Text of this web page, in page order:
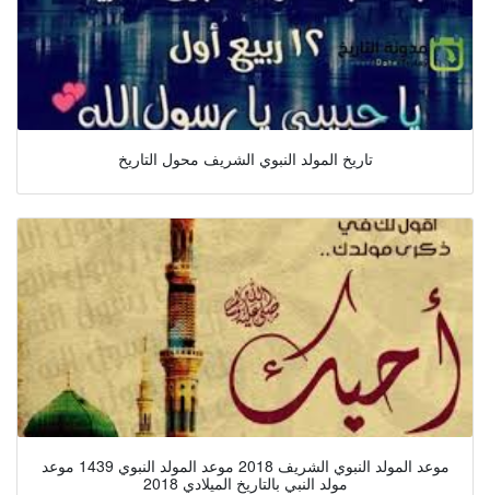
تاريخ المولد النبوي الشريف محول التاريخ
موعد المولد النبوي الشريف 2018 موعد المولد النبوي 1439 موعد
مولد النبي بالتاريخ الميلادي 2018